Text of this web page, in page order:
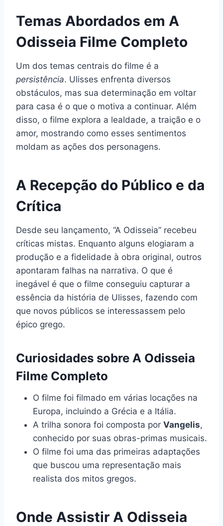
Temas Abordados em A
Odisseia Filme Completo
Um dos temas centrais do filme é a
persistência. Ulisses enfrenta diversos
obstáculos, mas sua determinação em voltar
para casa é o que o motiva a continuar. Além
disso, o filme explora a lealdade, a traição e o
amor, mostrando como esses sentimentos
moldam as ações dos personagens.
A Recepção do Público e da
Crítica
Desde seu lançamento, “A Odisseia” recebeu
críticas mistas. Enquanto alguns elogiaram a
produção e a fidelidade à obra original, outros
apontaram falhas na narrativa. O que é
inegável é que o filme conseguiu capturar a
essência da história de Ulisses, fazendo com
que novos públicos se interessassem pelo
épico grego.
Curiosidades sobre A Odisseia
Filme Completo
O filme foi filmado em várias locações na
Europa, incluindo a Grécia e a Itália.
A trilha sonora foi composta por Vangelis,
conhecido por suas obras-primas musicais.
O filme foi uma das primeiras adaptações
que buscou uma representação mais
realista dos mitos gregos.
Onde Assistir A Odisseia